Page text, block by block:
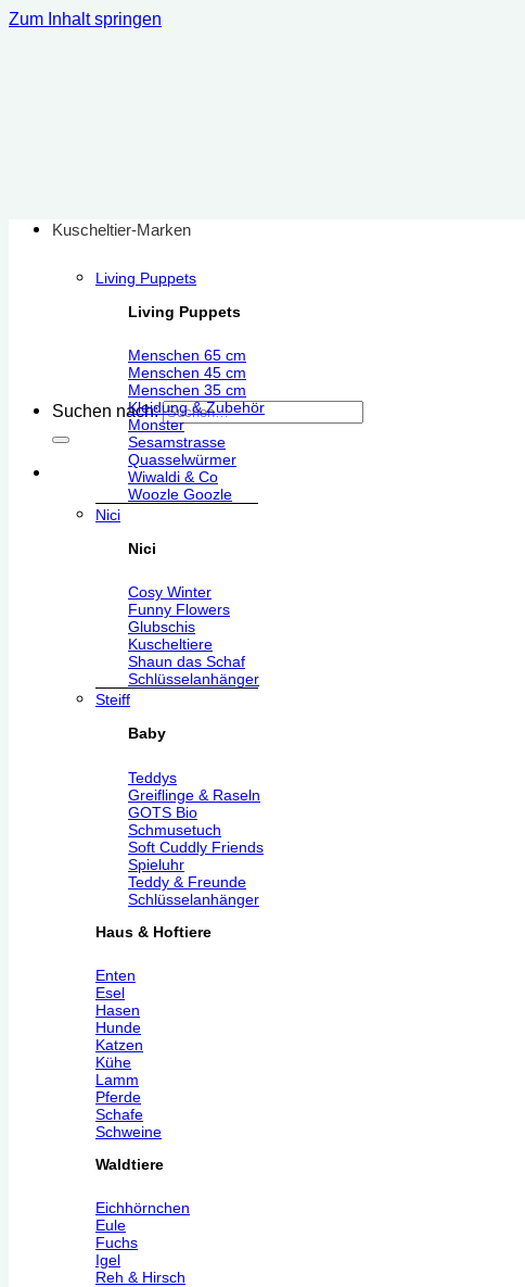
Zum Inhalt springen
Suchen nach:
Kuscheltier-Marken
Living Puppets
Living Puppets
Menschen 65 cm
Menschen 45 cm
Menschen 35 cm
Kleidung & Zubehör
Monster
Sesamstrasse
Quasselwürmer
Wiwaldi & Co
Woozle Goozle
Nici
Nici
Cosy Winter
Funny Flowers
Glubschis
Kuscheltiere
Shaun das Schaf
Schlüsselanhänger
Steiff
Baby
Teddys
Greiflinge & Raseln
GOTS Bio
Schmusetuch
Soft Cuddly Friends
Spieluhr
Teddy & Freunde
Schlüsselanhänger
Haus & Hoftiere
Enten
Esel
Hasen
Hunde
Katzen
Kühe
Lamm
Pferde
Schafe
Schweine
Waldtiere
Eichhörnchen
Eule
Fuchs
Igel
Reh & Hirsch